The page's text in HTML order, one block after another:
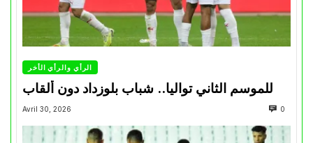
الرأي والرأي الأخر
للموسم الثاني تواليا.. شباب بلوزداد دون ألقاب
Avril 30, 2026 0